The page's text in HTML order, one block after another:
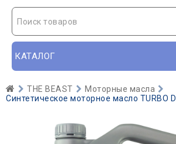
Поиск товаров
КАТАЛОГ
THE BEAST
Моторные масла
Синтетическое моторное масло TURBO